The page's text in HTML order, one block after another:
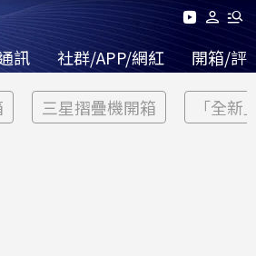
訊 社群/APP/網紅 開箱/評
三星摺疊機開箱 「全新